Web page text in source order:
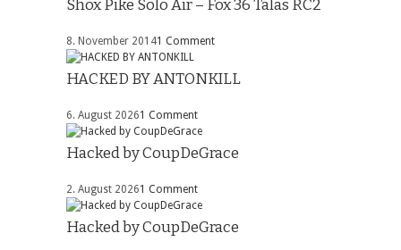
Shox Pike Solo Air – Fox 36 Talas RC2
8. November 20141 Comment
HACKED BY ANTONKILL
6. August 20261 Comment
Hacked by CoupDeGrace
2. August 20261 Comment
Hacked by CoupDeGrace